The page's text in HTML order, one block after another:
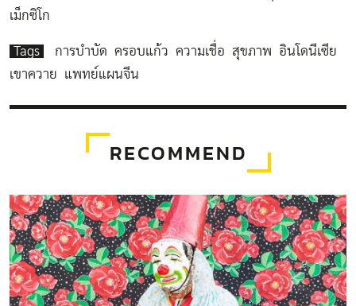
เม็กซิโก
Tags การบำบัด ครอบแก้ว ความเชื่อ สุขภาพ
อินโดนีเซีย
เขาควาย
แพทย์แผนจีน
RECOMMEND